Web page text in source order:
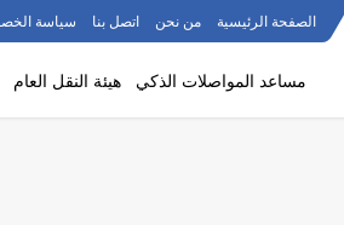
الصفحة الرئيسية من نحن اتصل بنا سياسة
مساعد المواصلات الذكي هيئة النقل العام